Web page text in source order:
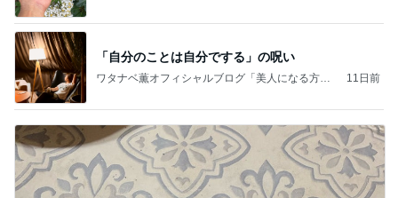
「自分のことは自分でする」の呪い
ワタナベ薫オフィシャルブログ「美人になる方
11日前